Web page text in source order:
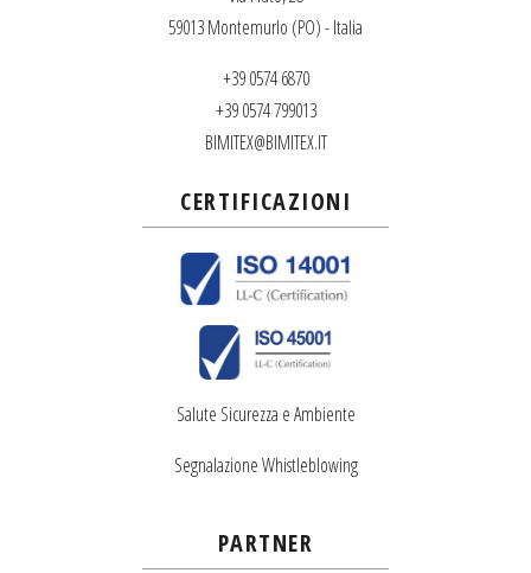
59013 Montemurlo (PO) - Italia
+39 0574 6870
+39 0574 799013
BIMITEX@BIMITEX.IT
CERTIFICAZIONI
Salute Sicurezza e Ambiente
Segnalazione Whistleblowing
PARTNER